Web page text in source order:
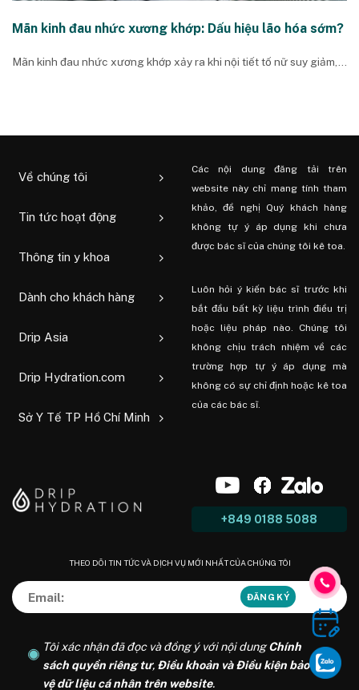
Mãn kinh đau nhức xương khớp: Dấu hiệu lão hóa sớm?
Mãn kinh đau nhức xương khớp xảy ra khi nội tiết tố nữ suy giảm,...
Về chúng tôi
Tin tức hoạt động
Thông tin y khoa
Dành cho khách hàng
Drip Asia
Drip Hydration.com
Sở Y Tế TP Hồ Chí Minh
Các nội dung đăng tải trên
website này chỉ mang tính tham
khảo, đề nghị Quý khách hàng
không tự ý áp dụng khi chưa
được bác sĩ của chúng tôi kê toa.
Luôn hỏi ý kiến ​​bác sĩ trước khi
bắt đầu bất kỳ liệu trình điều trị
hoặc liệu pháp nào. Chúng tôi
không chịu trách nhiệm về các
trường hợp tự ý áp dụng mà
không có sự chỉ định hoặc kê toa
của các bác sĩ.
+849 0188 5088
THEO DÕI TIN TỨC VÀ DỊCH VỤ MỚI NHẤT CỦA CHÚNG TÔI
Tôi xác nhận đã đọc và đồng ý với nội dungChính
sách quyền riêng tư, Điều khoản và Điều kiện bảo
vệ dữ liệu cá nhân trên website.